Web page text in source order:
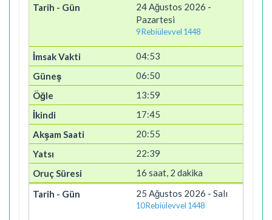
24 Ağustos 2026 -
Pazartesi
9 Rebiülevvel 1448
04:53
06:50
13:59
17:45
20:55
22:39
16 saat, 2 dakika
25 Ağustos 2026 - Salı
10 Rebiülevvel 1448